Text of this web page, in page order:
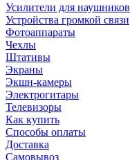
Усилители для наушников
Устройства громкой связи
Фотоаппараты
Чехлы
Штативы
Экраны
Экшн-камеры
Электрогитары
Телевизоры
Как купить
Способы оплаты
Доставка
Самовывоз